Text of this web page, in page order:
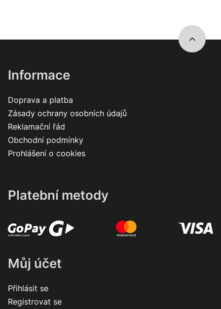
Informace
Doprava a platba
Zásady ochrany osobních údajů
Reklamační řád
Obchodní podmínky
Prohlášení o cookies
Platební metody
Můj účet
Přihlásit se
Registrovat se